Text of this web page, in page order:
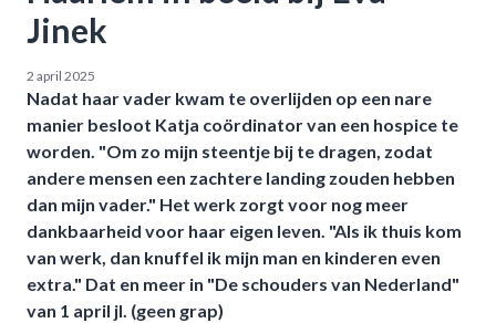
Jinek
2 april 2025
Nadat haar vader kwam te overlijden op een nare
manier besloot Katja coördinator van een hospice te
worden. "Om zo mijn steentje bij te dragen, zodat
andere mensen een zachtere landing zouden hebben
dan mijn vader." Het werk zorgt voor nog meer
dankbaarheid voor haar eigen leven. "Als ik thuis kom
van werk, dan knuffel ik mijn man en kinderen even
extra." Dat en meer in "De schouders van Nederland"
van 1 april jl. (geen grap)